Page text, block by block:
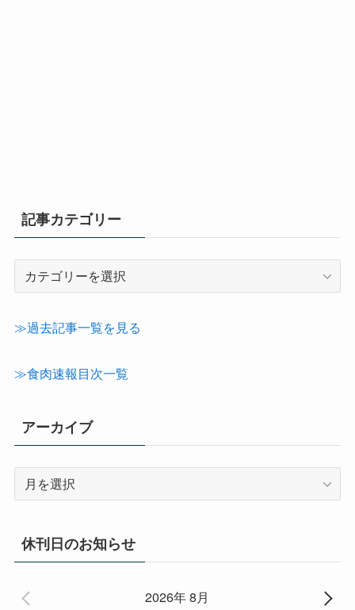
記事カテゴリー
テ
≫過去記事一覧を見る
≫食肉速報目次一覧
アーカイブ
イ
ブ
休刊日のお知らせ
2026年 8月